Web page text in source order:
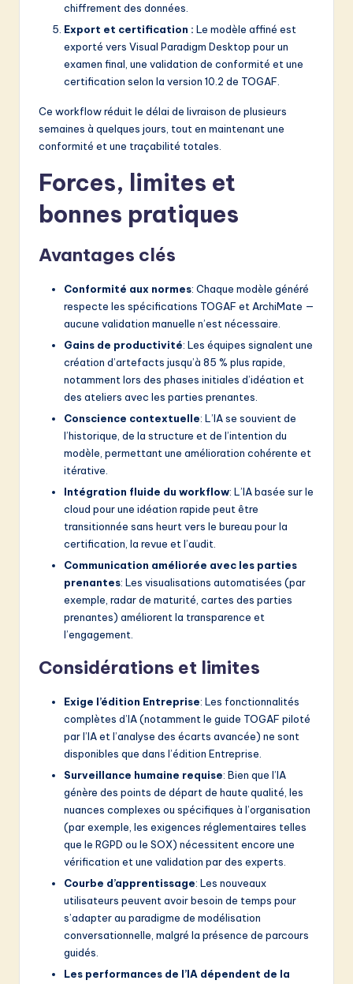
chiffrement des données.
Export et certification : Le modèle affiné est
exporté vers Visual Paradigm Desktop pour un
examen final, une validation de conformité et une
certification selon la version 10.2 de TOGAF.
Ce workflow réduit le délai de livraison de plusieurs
semaines à quelques jours, tout en maintenant une
conformité et une traçabilité totales.
Forces, limites et
bonnes pratiques
Avantages clés
Conformité aux normes: Chaque modèle généré
respecte les spécifications TOGAF et ArchiMate —
aucune validation manuelle n’est nécessaire.
Gains de productivité: Les équipes signalent une
création d’artefacts jusqu’à 85 % plus rapide,
notamment lors des phases initiales d’idéation et
des ateliers avec les parties prenantes.
Conscience contextuelle: L’IA se souvient de
l’historique, de la structure et de l’intention du
modèle, permettant une amélioration cohérente et
itérative.
Intégration fluide du workflow: L’IA basée sur le
cloud pour une idéation rapide peut être
transitionnée sans heurt vers le bureau pour la
certification, la revue et l’audit.
Communication améliorée avec les parties
prenantes: Les visualisations automatisées (par
exemple, radar de maturité, cartes des parties
prenantes) améliorent la transparence et
l’engagement.
Considérations et limites
Exige l’édition Entreprise: Les fonctionnalités
complètes d’IA (notamment le guide TOGAF piloté
par l’IA et l’analyse des écarts avancée) ne sont
disponibles que dans l’édition Entreprise.
Surveillance humaine requise: Bien que l’IA
génère des points de départ de haute qualité, les
nuances complexes ou spécifiques à l’organisation
(par exemple, les exigences réglementaires telles
que le RGPD ou le SOX) nécessitent encore une
vérification et une validation par des experts.
Courbe d’apprentissage: Les nouveaux
utilisateurs peuvent avoir besoin de temps pour
s’adapter au paradigme de modélisation
conversationnelle, malgré la présence de parcours
guidés.
Les performances de l’IA dépendent de la